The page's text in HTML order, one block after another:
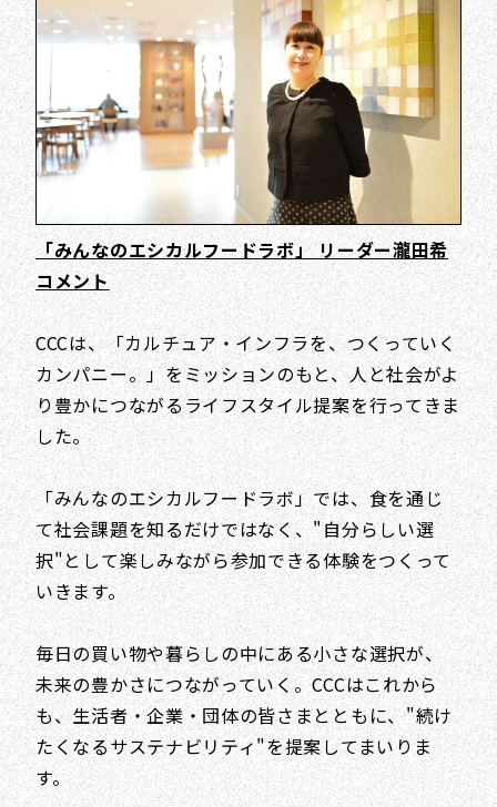
「みんなのエシカルフードラボ」 リーダー瀧田希
コメント
CCCは、「カルチュア・インフラを、つくっていく
カンパニー。」をミッションのもと、人と社会がよ
り豊かにつながるライフスタイル提案を行ってきま
した。
「みんなのエシカルフードラボ」では、食を通じ
て社会課題を知るだけではなく、"自分らしい選
択"として楽しみながら参加できる体験をつくって
いきます。
毎日の買い物や暮らしの中にある小さな選択が、
未来の豊かさにつながっていく。CCCはこれから
も、生活者・企業・団体の皆さまとともに、"続け
たくなるサステナビリティ"を提案してまいりま
す。